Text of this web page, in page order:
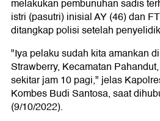
melakukan pembunuhan sadis
istri (pasutri) inisial AY (46) dan
ditangkap polisi setelah
"Iya pelaku sudah kita amankan
Strawberry, Kecamatan
sekitar jam 10 pagi," jelas
Kombes Budi Santosa, saat
(9/10/2022).